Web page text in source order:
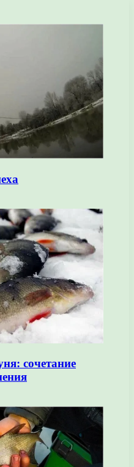
сочетание